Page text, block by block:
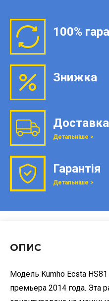
100%
Знижка
Детальніше >
Гарантія
Детальніше >
ОПИС
Модель Kumho Ecsta
премьера 2014 года. Эта